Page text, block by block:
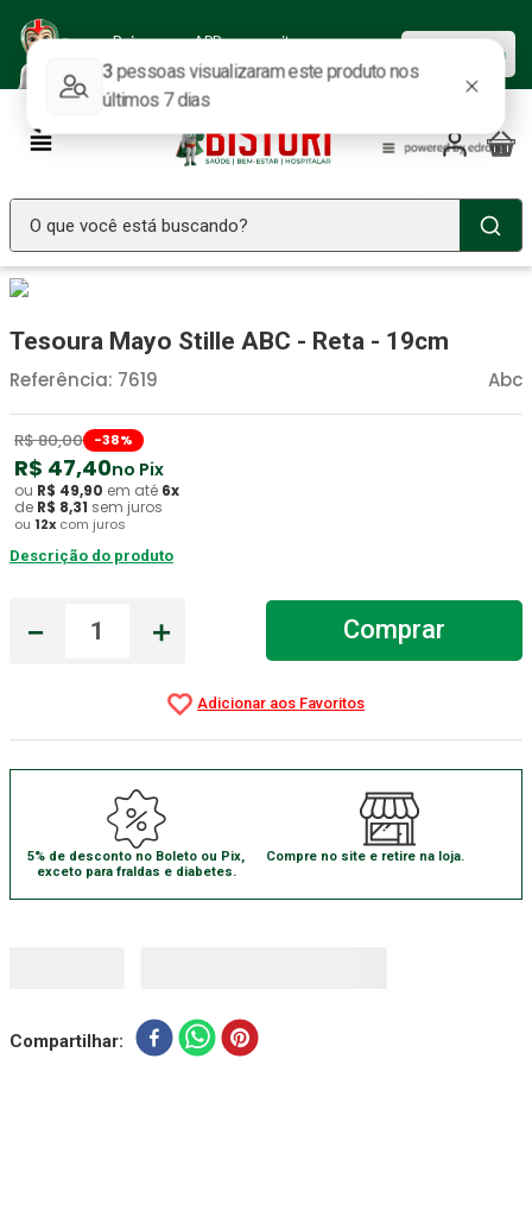
Baixe nosso APP e aproveite as
ofertas.
Baixar agora
O que você está buscando?
Tesoura Mayo Stille ABC - Reta - 19cm
Abc
Referência: 7619
R$80,00 -38%
R$ 47,40no Pix
ou R$ 49,90 em até 6x
de R$ 8,31 sem juros
ou 12x com juros
Descrição do produto
＋
－ Comprar
5% de desconto no Boleto ou Pix,
exceto para fraldas e diabetes.
Compre no site e retire na loja.
Compartilhar
Fralda Geriatrica
4º Estetoscopio Littmann
5 º Littmann
6º Absorvente Geriatrico
7º Gaze Esteril